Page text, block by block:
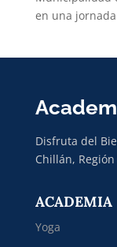
en una
Disfruta del
Chillán,
ACADEMIA
Yoga